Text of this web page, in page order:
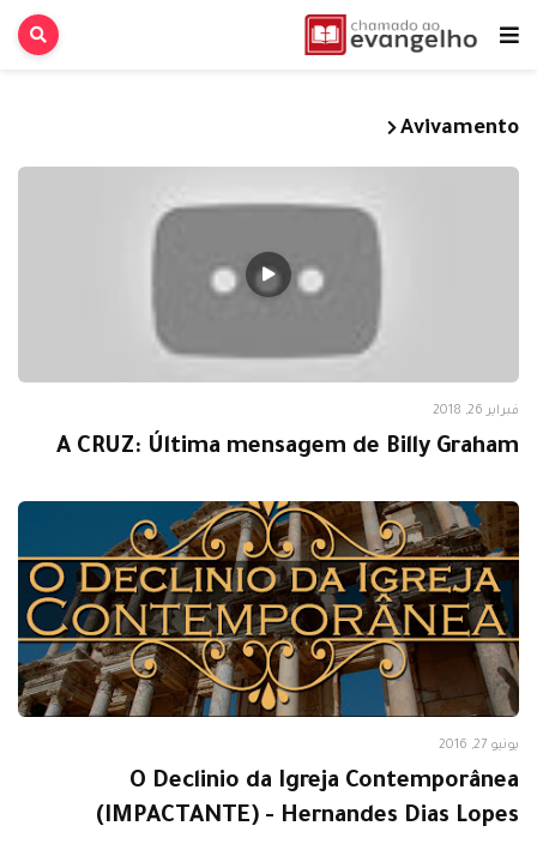
Avivamento
فبراير 26, 2018
A CRUZ: Última mensagem de Billy Graham
يونيو 27, 2016
O Declinio da Igreja Contemporânea
(IMPACTANTE) - Hernandes Dias Lopes